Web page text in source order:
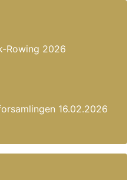
Rowing 2026
16.02.2026